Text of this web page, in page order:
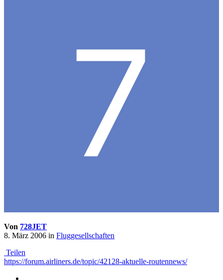
Von 728JET
8. März 2006 in Fluggesellschaften
Teilen
https://forum.airliners.de/topic/42128-aktuelle-routennews/